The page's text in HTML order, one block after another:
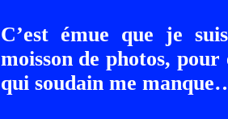
C’est émue que je
moisson de photos, pour
qui soudain me